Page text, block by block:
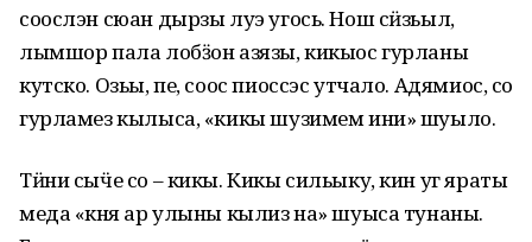
соослэн сюан дырзы луэ угось. Нош сӥзьыл,
лымшор пала лобӟон азязы, кикыос гурланы
кутско. Озьы, пе, соос пиоссэс утчало. Адямиос, со
гурламез кылыса, «кикы шузимем ини» шуыло.
Тӥни сыӵе со – кикы. Кикы сильыку, кин уг яраты
меда «кӧня ар улыны кылиз на» шуыса тунаны.